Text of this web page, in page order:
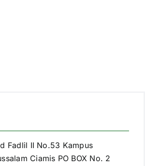
Fadlil II No.53 Kampus
Ciamis PO BOX No. 2